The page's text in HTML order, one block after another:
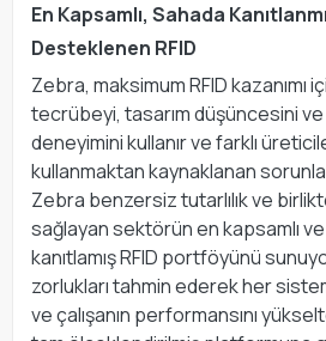
En Kapsamlı, Sahada
Desteklenen RFID
Zebra, maksimum RFID kazanımı
tecrübeyi, tasarım düşüncesini ve
deneyimini kullanır ve farklı
kullanmaktan kaynaklanan
Zebra benzersiz tutarlılık ve
sağlayan sektörün en kapsamlı
kanıtlamış RFID portföyünü
zorlukları tahmin ederek her
ve çalışanın performansını